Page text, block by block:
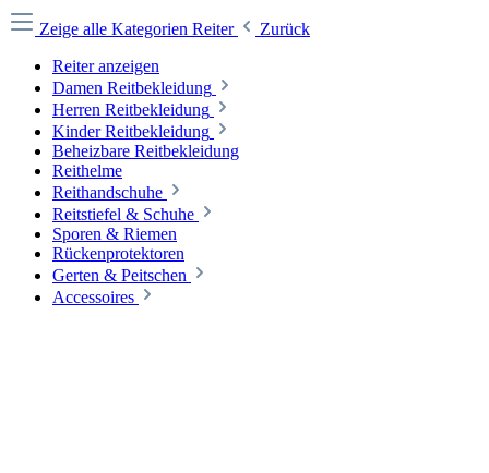
Zeige alle Kategorien Reiter
Zurück
Reiter anzeigen
Damen Reitbekleidung
Herren Reitbekleidung
Kinder Reitbekleidung
Beheizbare Reitbekleidung
Reithelme
Reithandschuhe
Reitstiefel & Schuhe
Sporen & Riemen
Rückenprotektoren
Gerten & Peitschen
Accessoires